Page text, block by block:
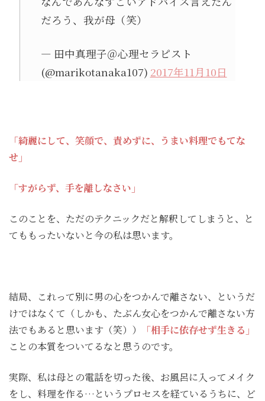
だろう、我が母（笑）
— 田中真理子＠心理セラピスト
(@marikotanaka107) 2017年11月10日
「綺麗にして、笑顔で、責めずに、うまい料理でもてな
せ」
「すがらず、手を離しなさい」
このことを、ただのテクニックだと解釈してしまうと、と
てももったいないと今の私は思います。
結局、これって別に男の心をつかんで離さない、というだ
けではなくて（しかも、たぶん女心をつかんで離さない方
法でもあると思います（笑））
「相手に依存せず生きる」
ことの本質をついてるなと思うのです。
実際、私は母との電話を切った後、お風呂に入ってメイク
をし、料理を作る…というプロセスを経ているうちに、ど